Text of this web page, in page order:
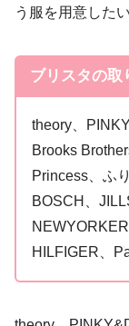
う服を用意した
ブリスタの取
theory、
Brooks
Princess、ふ
BOSCH、
HILFIGER、